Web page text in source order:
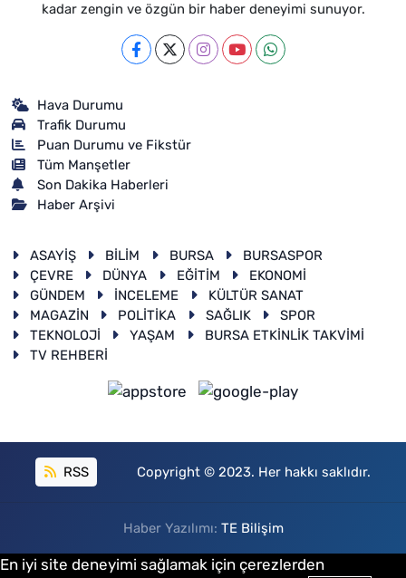
kadar zengin ve özgün bir haber deneyimi sunuyor.
Hava Durumu
Trafik Durumu
Puan Durumu ve Fikstür
Tüm Manşetler
Son Dakika Haberleri
Haber Arşivi
ASAYİŞ BİLİM BURSA
BURSASPOR
ÇEVRE
DÜNYA EĞİTİM
EKONOMİ
GÜNDEM
İNCELEME
KÜLTÜR SANAT
MAGAZİN
POLİTİKA SAĞLIK
SPOR
TEKNOLOJİ
YAŞAM
BURSA ETKİNLİK TAKVİMİ
TV REHBERİ
RSS Copyright © 2023. Her hakkı saklıdır.
Haber Yazılımı: TE Bilişim
En iyi site deneyimi sağlamak için çerezlerden